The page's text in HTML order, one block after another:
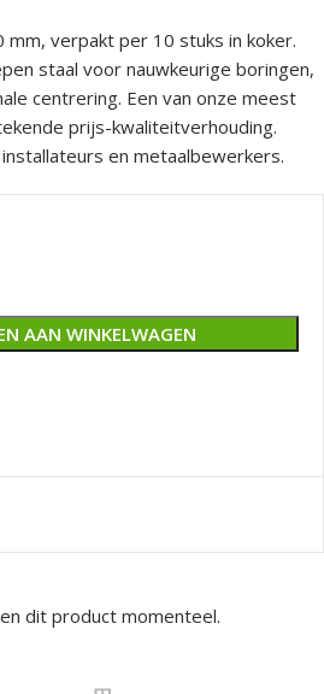
mm, verpakt per 10 stuks in koker.
staal voor nauwkeurige boringen,
centrering. Een van onze meest
prijs-kwaliteitverhouding.
en metaalbewerkers.
AAN WINKELWAGEN
dit product momenteel.